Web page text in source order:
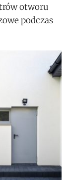
otworu
podczas